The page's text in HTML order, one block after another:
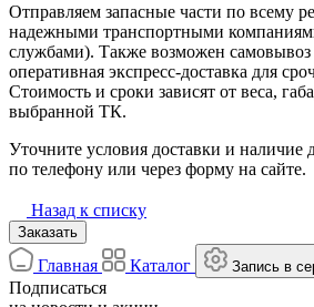
Отправляем запасные части по всему
надежными транспортными
службами). Также возможен самовывоз
оперативная экспресс-доставка для
Стоимость и сроки зависят от веса,
выбранной ТК.
Уточните условия доставки и наличие
по телефону или через форму на сайте.
Назад к списку
Заказать
Главная Каталог Запись в
Подписаться